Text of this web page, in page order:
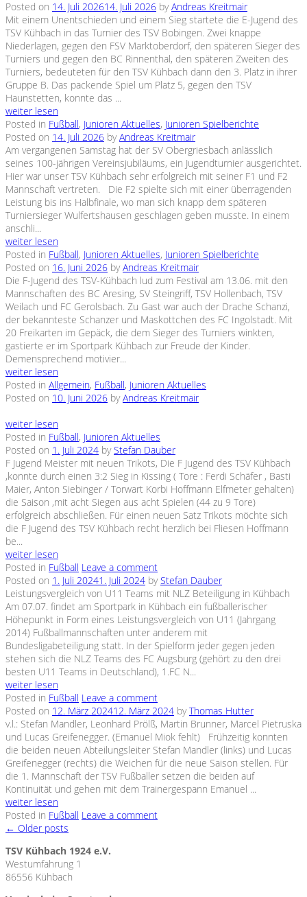
Posted on 14. Juli 202614. Juli 2026 byAndreas Kreitmair
Mit einem Unentschieden und einem Sieg startete die E-Jugend des
TSV Kühbach in das Turnier des TSV Bobingen. Zwei knappe
Niederlagen, gegen den FSV Marktoberdorf, den späteren Sieger des
Turniers und gegen den BC Rinnenthal, den späteren Zweiten des
Turniers, bedeuteten für den TSV Kühbach dann den 3. Platz in ihrer
Gruppe B. Das packende Spiel um Platz 5, gegen den TSV
Haunstetten, konnte das ...
weiter lesen
Posted in Fußball, Junioren Aktuelles, Junioren Spielberichte
Posted on 14. Juli 2026 byAndreas Kreitmair
Am vergangenen Samstag hat der SV Obergriesbach anlässlich
seines 100-jährigen Vereinsjubiläums, ein Jugendturnier ausgerichtet.
Hier war unser TSV Kühbach sehr erfolgreich mit seiner F1 und F2
Mannschaft vertreten. Die F2 spielte sich mit einer überragenden
Leistung bis ins Halbfinale, wo man sich knapp dem späteren
Turniersieger Wulfertshausen geschlagen geben musste. In einem
anschli...
weiter lesen
Posted in Fußball, Junioren Aktuelles, Junioren Spielberichte
Posted on 16. Juni 2026 byAndreas Kreitmair
Die F-Jugend des TSV-Kühbach lud zum Festival am 13.06. mit den
Mannschaften des BC Aresing, SV Steingriff, TSV Hollenbach, TSV
Weilach und FC Gerolsbach. Zu Gast war auch der Drache Schanzi,
der bekannteste Schanzer und Maskottchen des FC Ingolstadt. Mit
20 Freikarten im Gepäck, die dem Sieger des Turniers winkten,
gastierte er im Sportpark Kühbach zur Freude der Kinder.
Demensprechend motivier...
weiter lesen
Posted in Allgemein, Fußball, Junioren Aktuelles
Posted on 10. Juni 2026 byAndreas Kreitmair
weiter lesen
Posted in Fußball, Junioren Aktuelles
Posted on 1. Juli 2024 byStefan Dauber
F Jugend Meister mit neuen Trikots, Die F Jugend des TSV Kühbach
,konnte durch einen 3:2 Sieg in Kissing ( Tore : Ferdi Schäfer , Basti
Maier, Anton Siebinger / Torwart Korbi Hoffmann Elfmeter gehalten)
die Saison ,mit acht Siegen aus acht Spielen (44 zu 9 Tore)
erfolgreich abschließen. Für einen neuen Satz Trikots möchte sich
die F Jugend des TSV Kühbach recht herzlich bei Fliesen Hoffmann
be...
weiter lesen
Posted in Fußball Leave a comment
Posted on 1. Juli 20241. Juli 2024 byStefan Dauber
Leistungsvergleich von U11 Teams mit NLZ Beteiligung in Kühbach
Am 07.07. findet am Sportpark in Kühbach ein fußballerischer
Höhepunkt in Form eines Leistungsvergleich von U11 (Jahrgang
2014) Fußballmannschaften unter anderem mit
Bundesligabeteiligung statt. In der Spielform jeder gegen jeden
stehen sich die NLZ Teams des FC Augsburg (gehört zu den drei
besten U11 Teams in Deutschland), 1.FC N...
weiter lesen
Posted in Fußball Leave a comment
Posted on 12. März 202412. März 2024 byThomas Hutter
v.l.: Stefan Mandler, Leonhard Prölß, Martin Brunner, Marcel Pietruska
und Lucas Greifenegger. (Emanuel Miok fehlt) Frühzeitig konnten
die beiden neuen Abteilungsleiter Stefan Mandler (links) und Lucas
Greifenegger (rechts) die Weichen für die neue Saison stellen. Für
die 1. Mannschaft der TSV Fußballer setzen die beiden auf
Kontinuität und gehen mit dem Trainergespann Emanuel ...
weiter lesen
Posted in Fußball Leave a comment
← Older posts
TSV Kühbach 1924 e.V.
Westumfahrung 1
86556 Kühbach